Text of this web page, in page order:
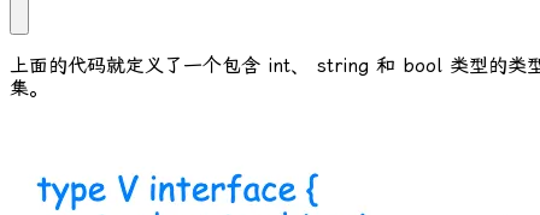
上面的代码就定义了一个包含 int、 string 和 bool 类型的类
集。